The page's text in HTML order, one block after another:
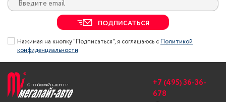
ПОДПИСАТЬСЯ
Нажимая на кнопку "Подписаться", я соглашаюсь сПолитикой
конфиденциальности
+7 (495) 36-36-
678